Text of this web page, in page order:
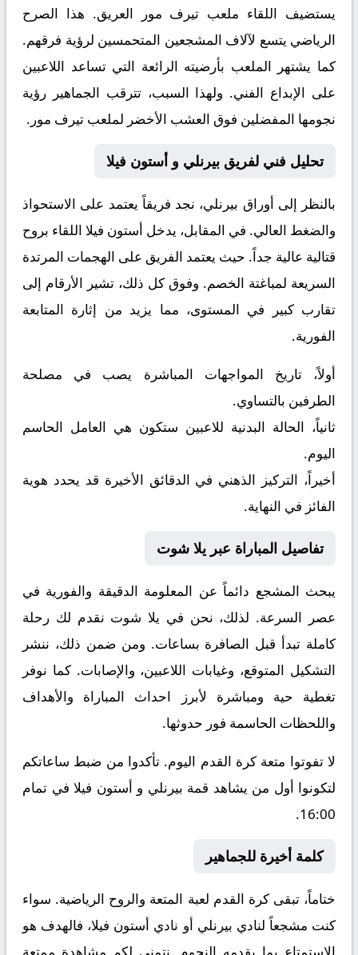
يستضيف اللقاء ملعب تيرف مور
العريق. هذا الصرح
الرياضي يتسع لآلاف المشجعين المتحمسين لرؤية فرقهم.
كما يشتهر الملعب بأرضيته الرائعة التي تساعد اللاعبين
على الإبداع الفني. ولهذا السبب، تترقب الجماهير رؤية
نجومها المفضلين فوق العشب الأخضر لملعب تيرف مور.
تحليل فني لفريق بيرنلي و أستون فيلا
بالنظر إلى أوراق بيرنلي، نجد فريقاً يعتمد على الاستحواذ
والضغط العالي. في المقابل، يدخل أستون فيلا اللقاء بروح
قتالية عالية جداً. حيث يعتمد الفريق على الهجمات المرتدة
السريعة لمباغتة الخصم. وفوق كل ذلك، تشير الأرقام إلى
تقارب كبير في المستوى، مما يزيد من إثارة المتابعة
الفورية.
أولاً، تاريخ المواجهات المباشرة يصب في مصلحة
الطرفين بالتساوي.
ثانياً، الحالة البدنية للاعبين ستكون هي العامل الحاسم
اليوم.
أخيراً، التركيز الذهني في الدقائق الأخيرة قد يحدد هوية
الفائز في النهاية.
تفاصيل المباراة عبر يلا شوت
يبحث المشجع دائماً عن المعلومة الدقيقة والفورية في
عصر السرعة. لذلك، نحن في يلا شوت نقدم لك رحلة
كاملة تبدأ قبل الصافرة بساعات. ومن ضمن ذلك، ننشر
التشكيل المتوقع، وغيابات اللاعبين، والإصابات. كما نوفر
تغطية حية ومباشرة لأبرز احداث المباراة والأهداف
واللحظات الحاسمة فور حدوثها.
لا تفوتوا متعة كرة القدم اليوم. تأكدوا من ضبط ساعاتكم
لتكونوا أول من يشاهد قمة بيرنلي و أستون فيلا في تمام
16:00.
كلمة أخيرة للجماهير
ختاماً، تبقى كرة القدم لعبة المتعة والروح الرياضية. سواء
كنت مشجعاً لنادي بيرنلي أو نادي أستون فيلا، فالهدف هو